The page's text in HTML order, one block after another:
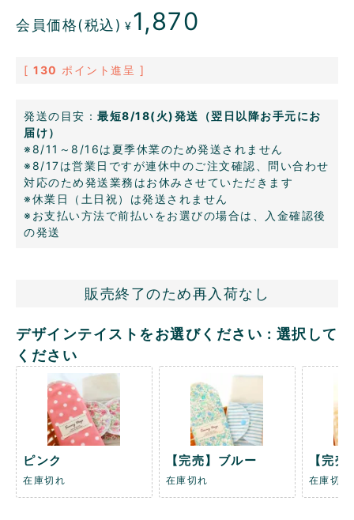
会員価格(税込) ¥1,870
[ 130 ポイント進呈 ]
発送の目安： 最短8/18(火)発送（翌日以降お手元にお
届け）
※8/11～8/16は夏季休業のため発送されません
※8/17は営業日ですが連休中のご注文確認、問い合わせ
対応のため発送業務はお休みさせていただきます
※休業日（土日祝）は発送されません
※お支払い方法で前払いをお選びの場合は、入金確認後
の発送
販売終了のため再入荷なし
デザインテイストをお選びください
選択して
ください
ピンク
在庫切れ
【完売】ブルー
在庫切れ
【完
在庫切れ